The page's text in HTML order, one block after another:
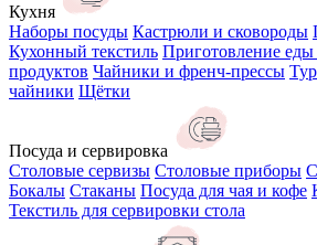
Кухня
Наборы посуды Кастрюли и сковороды
Кухонный текстиль Приготовление еды
продуктов Чайники и френч-прессы
чайники Щётки
Посуда и сервировка
Столовые сервизы Столовые приборы
Бокалы Стаканы Посуда для чая и кофе
Текстиль для сервировки стола